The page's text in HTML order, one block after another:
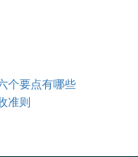
个要点有哪些
准则